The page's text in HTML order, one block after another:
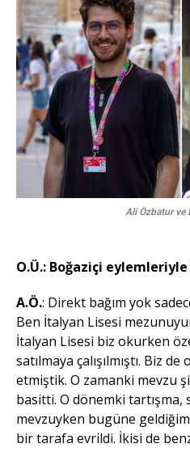
Ali Özbatur ve
O.Ü.: Boğaziçi eylemleriyle
A.Ö.: Direkt bağım yok
Ben İtalyan Lisesi
İtalyan Lisesi biz okurken
satılmaya çalışılmıştı. Biz
etmiştik. O zamanki mevzu
basitti. O dönemki tartışma,
mevzuyken bugüne
bir tarafa evrildi. İkisi de